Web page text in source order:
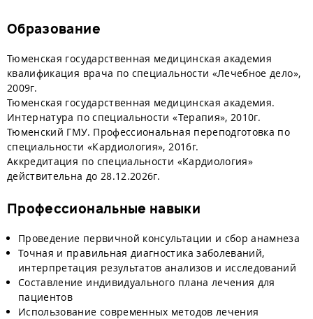
Образование
Тюменская государственная медицинская академия
квалификация врача по специальности «Лечебное дело»,
2009г.
Тюменская государственная медицинская академия.
Интернатура по специальности «Терапия», 2010г.
Тюменский ГМУ. Профессиональная переподготовка по
специальности «Кардиология», 2016г.
Аккредитация по специальности «Кардиология»
действительна до 28.12.2026г.
Профессиональные навыки
Проведение первичной консультации и сбор анамнеза
Точная и правильная диагностика заболеваний,
интерпретация результатов анализов и исследований
Составление индивидуального плана лечения для
пациентов
Использование современных методов лечения